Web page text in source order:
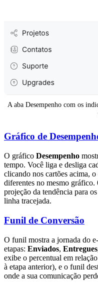
A aba Desempenho com os
Gráfico de
O gráfico Desempenho
tempo. Você liga e desliga
clicando nos cartões acima,
diferentes no mesmo gráfico.
projeção da tendência para
linha tracejada.
Funil de Conversão
O funil mostra a jornada do
etapas: Enviados, Entregues
exibe o percentual em
à etapa anterior), e o funil
onde a sua comunicação